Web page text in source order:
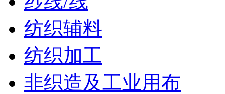
纺织辅料
纺织加工
非织造及工业用布